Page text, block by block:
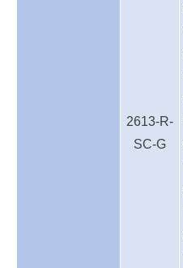
2613-R-
SC-G